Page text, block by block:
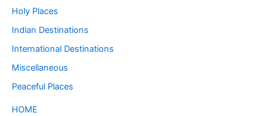
Holy Places
Indian Destinations
International Destinations
Miscellaneous
Peaceful Places
HOME